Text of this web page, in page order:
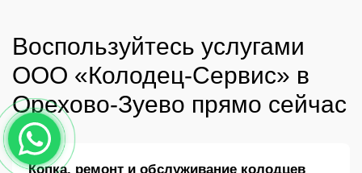
Воспользуйтесь услугами
ООО «Колодец-Сервис» в
Орехово-Зуево прямо сейчас
Копка, ремонт и обслуживание колодцев